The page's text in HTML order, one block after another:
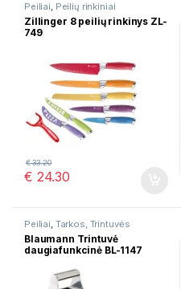
Peiliai, Peilių rinkiniai
Zillinger 8 peilių rinkinys ZL-
749
€ 24.30
€33.20
Peiliai, Tarkos, Trintuvės
Blaumann Trintuvė
daugiafunkcinė BL-1147